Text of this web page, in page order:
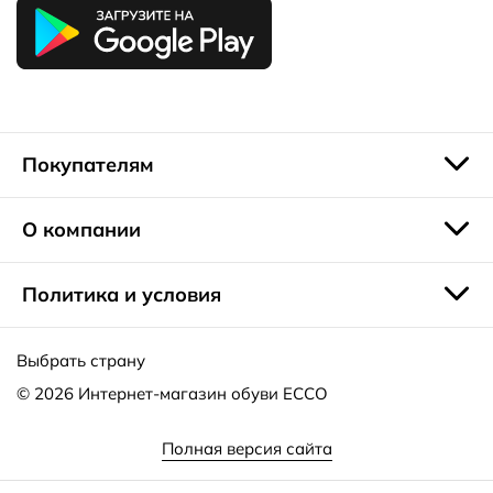
и брючными костюмами.
Покупателям
О компании
Политика и условия
Выбрать страну
© 2026 Интернет-магазин обуви ECCO
Полная версия сайта